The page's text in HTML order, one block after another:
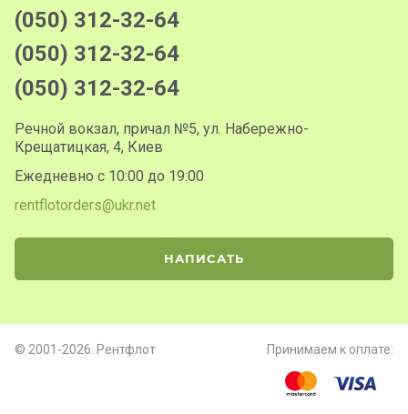
(050) 312-32-64
(050) 312-32-64
(050) 312-32-64
Речной вокзал, причал №5, ул. Набережно-
Крещатицкая, 4, Киев
Ежедневно с 10:00 до 19:00
rentflotorders@ukr.net
НАПИСАТЬ
© 2001-2026. Рентфлот Принимаем к оплате: